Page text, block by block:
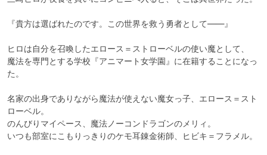
『貴方は選ばれたのです。この世界を救う勇者として――』
ヒロは自分を召喚したエロース＝ストローベルの使い魔として、
魔法を専門とする学校『アニマート女学園』に在籍することになっ
た。
名家の出身でありながら魔法が使えない魔女っ子、エロース＝スト
ローベル。
のんびりマイペース、魔法ノーコンドラゴンのメリィ。
いつも部室にこもりっきりのケモ耳錬金術師、ヒビキ＝フラメル。